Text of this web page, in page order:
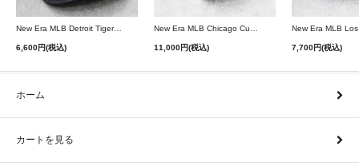
New Era MLB Detroit Tigers Postseason 9Twenty Strapback Cap - Navy
6,600円(税込) 11,000円(税込) 7,700円(税込)
ホーム
カートを見る